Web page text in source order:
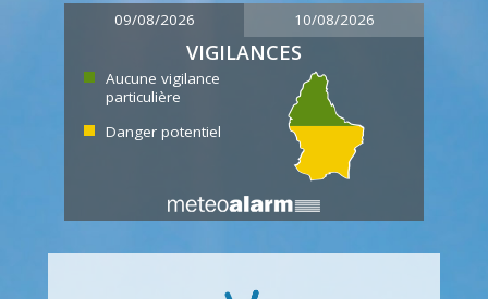
09/08/2026 10/08/2026
VIGILANCES
Aucune vigilance
particulière
Danger potentiel